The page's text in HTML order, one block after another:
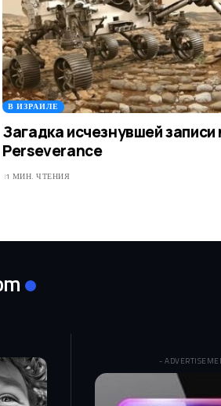
В ИЗРАИЛЕ
Загадка исчезнувшей
Perseverance
1 МИН. ЧТЕНИЯ
-